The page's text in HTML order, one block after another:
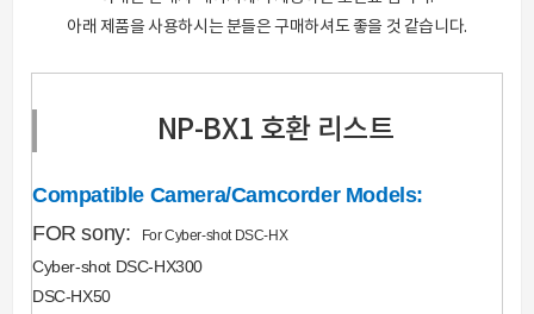
아래 제품을 사용하시는 분들은 구매하셔도 좋을 것 같습니다.
NP-BX1 호환 리스트
Compatible Camera/Camcorder Models:
FOR sony:
For Cyber-shot DSC-HX
Cyber-shot DSC-HX300
DSC-HX50